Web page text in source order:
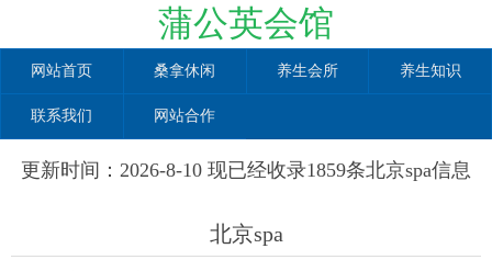
蒲公英会馆
网站首页 桑拿休闲 养生会所 养生知识
联系我们 网站合作
更新时间：2026-8-10 现已经收录1859条北京spa信息
北京spa